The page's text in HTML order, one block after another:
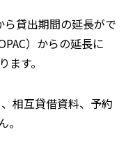
ら貸出期間の延長がで
）からの延長に
す。
相互貸借資料、予約